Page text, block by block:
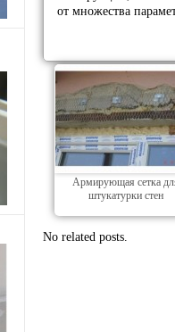
от множества
Армирующая сетка
штукатурки стен
No related posts.